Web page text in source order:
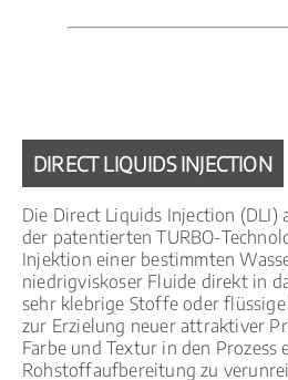
DIRECT LIQUIDS INJECTION
Die Direct Liquids Injection
der patentierten TURBO-
Injektion einer bestimmten
niedrigviskoser Fluide direkt in
sehr klebrige Stoffe oder flüssige
zur Erzielung neuer attraktiver
Farbe und Textur in den Prozess
Rohstoffaufbereitung zu